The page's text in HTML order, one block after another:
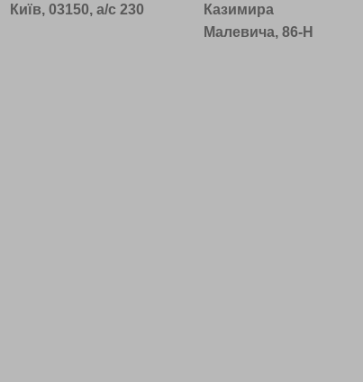
Київ, 03150, а/с 230
Казимира
Малевича, 86-Н